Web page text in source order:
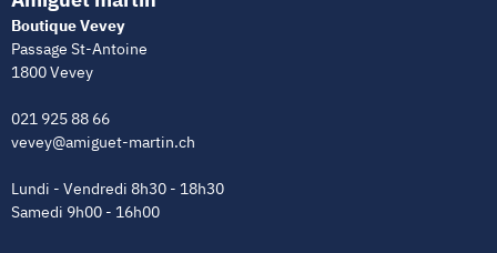
Boutique Vevey
Passage St-Antoine
1800 Vevey
021 925 88 66
vevey@amiguet-martin.ch
Lundi - Vendredi 8h30 - 18h30
Samedi 9h00 - 16h00